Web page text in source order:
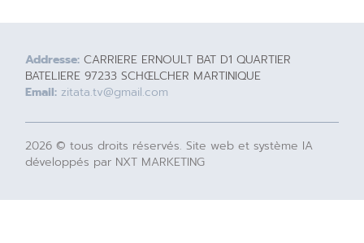
Addresse: CARRIERE ERNOULT BAT D1 QUARTIER
BATELIERE 97233 SCHŒLCHER MARTINIQUE
Email: zitata.tv@gmail.com
2026 © tous droits réservés. Site web et système IA
développés par NXT MARKETING